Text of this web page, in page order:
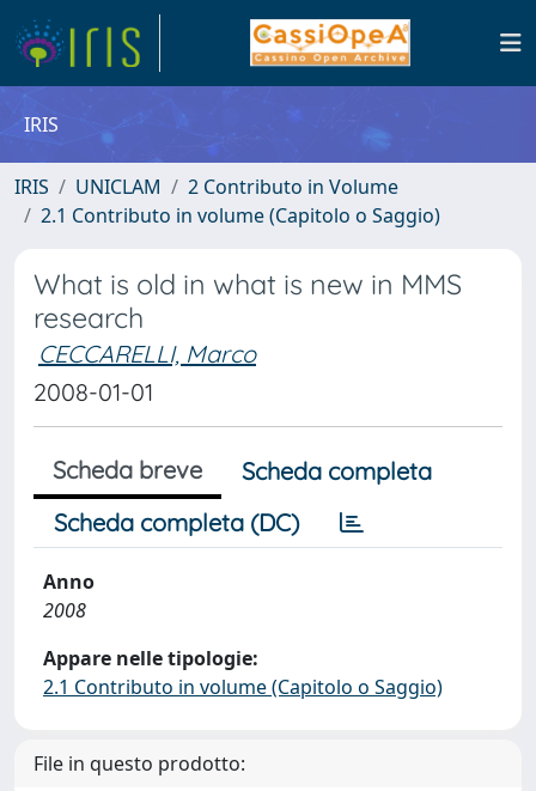
IRIS
IRIS UNICLAM
2 Contributo in Volume
2.1 Contributo in volume (Capitolo o Saggio)
What is old in what is new in MMS
research
CECCARELLI, Marco
2008-01-01
Scheda breve
Scheda completa
Scheda completa (DC)
Anno
2008
Appare nelle tipologie:
2.1 Contributo in volume (Capitolo o Saggio)
File in questo prodotto: